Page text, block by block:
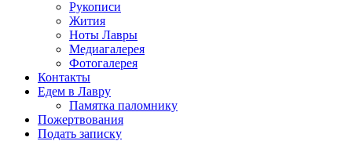
Рукописи
Жития
Ноты Лавры
Медиагалерея
Фотогалерея
Контакты
Едем в Лавру
Памятка паломнику
Пожертвования
Подать записку